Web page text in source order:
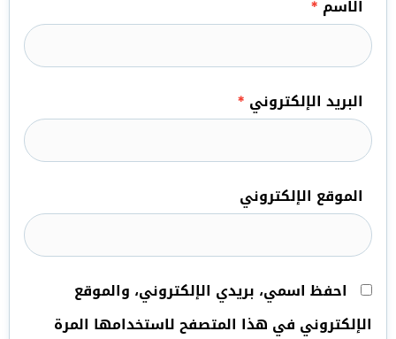
الاسم *
البريد الإلكتروني *
الموقع الإلكتروني
احفظ اسمي، بريدي الإلكتروني، والموقع
الإلكتروني في هذا المتصفح لاستخدامها المرة